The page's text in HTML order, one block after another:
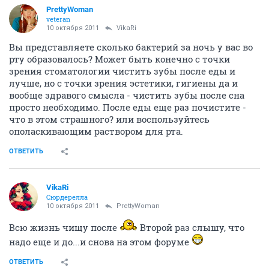
PrettyWoman
veteran
10 октября 2011 VikaRi
Вы представляете сколько бактерий за ночь у вас во
рту образовалось? Может быть конечно с точки
зрения стоматологии чистить зубы после еды и
лучше, но с точки зрения эстетики, гигиены да и
вообще здравого смысла - чистить зубы после сна
просто необходимо. После еды еще раз почистите -
что в этом страшного? или воспользуйтесь
ополаскивающим раствором для рта.
ОТВЕТИТЬ
VikaRi
Сюрдерелла
10 октября 2011 PrettyWoman
Всю жизнь чищу после
Второй раз слышу, что
надо еще и до...и снова на этом форуме
ОТВЕТИТЬ